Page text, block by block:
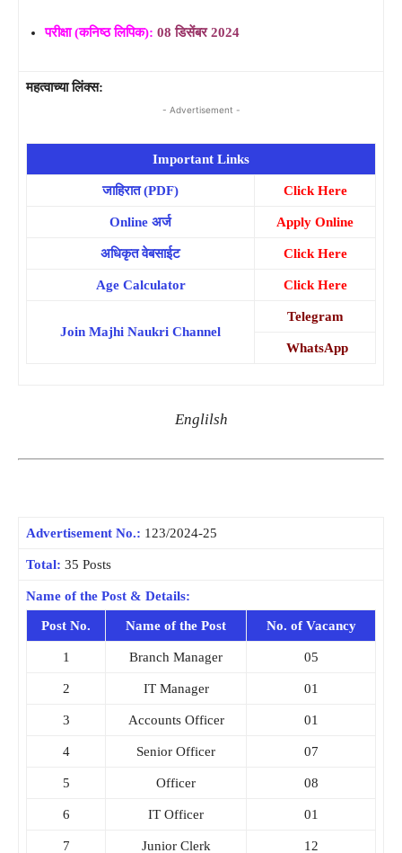
परीक्षा (कनिष्ठ लिपिक): 08 डिसेंबर 2024
महत्वाच्या लिंक्स:
- Advertisement -
Important Links
जाहिरात (PDF) Click Here
Online अर्ज Apply Online
अधिकृत वेबसाईट Click Here
Age Calculator Click Here
Join Majhi Naukri Channel
Telegram
WhatsApp
Englilsh
Advertisement No.: 123/2024-25
Total: 35 Posts
Name of the Post & Details:
Post No. Name of the Post No. of Vacancy
1 Branch Manager 05
2 IT Manager 01
3 Accounts Officer 01
4 Senior Officer 07
5 Officer 08
6 IT Officer 01
7 Junior Clerk 12